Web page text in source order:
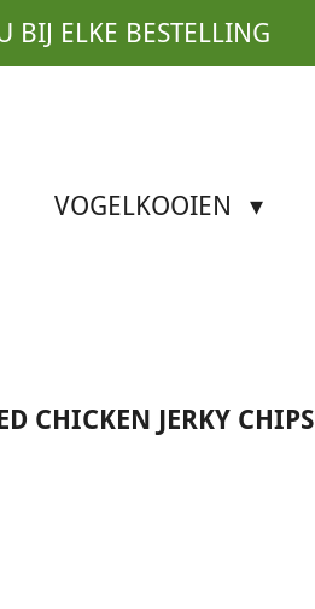
BIJ ELKE BESTELLING
VOGELKOOIEN
CHICKEN JERKY CHIPS